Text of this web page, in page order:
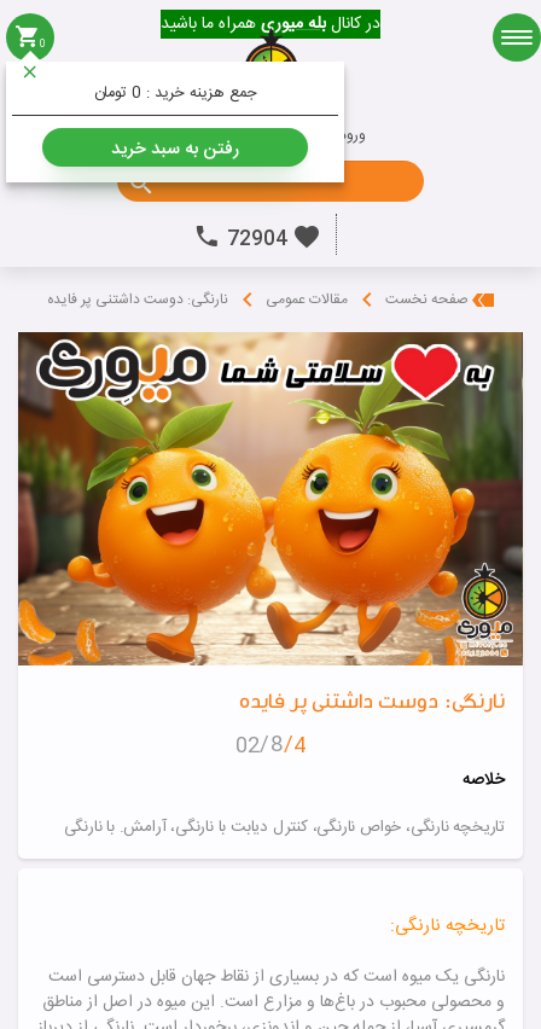
میوه
در کانالبله میوریهمراه ما باشید
ورود به حساب کاربری ثبت نام
0
جمع هزینه خرید :
رفتن به سبد خرید
72904
صفحه نخست مقالات عمومی نارنگی: دوست داشتنی پر فایده
نارنگی: دوست داشتنی پر فایده
4
8
02
خلاصه
تاریخچه نارنگی، خواص نارنگی، کنترل دیابت با نارنگی، آرامش. با نارنگی
تاریخچه نارنگی:
نارنگی یک میوه است که در بسیاری از نقاط جهان قابل دسترسی است
و محصولی محبوب در باغ‌ها و مزارع است. این میوه در اصل از مناطق